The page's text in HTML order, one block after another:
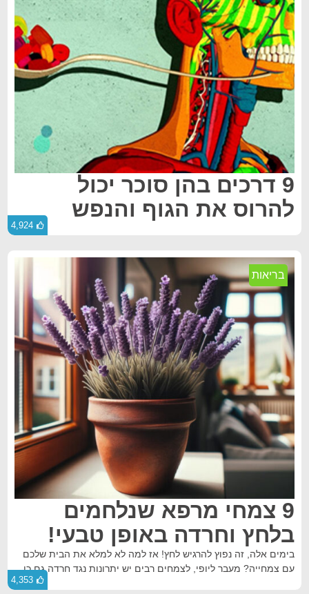
9 דרכים בהן סוכר יכול
להרוס את הגוף והנפש
4,924
בריאות
9 צמחי מרפא שנלחמים
בלחץ וחרדה באופן טבעי!
בימים אלה, זה נפוץ להרגיש לחץ! אז למה לא למלא את הבית שלכם
עם צמחייה? מעבר ליופי, לצמחים רבים יש יתרונות נגד חרדה גם כן.
4,353